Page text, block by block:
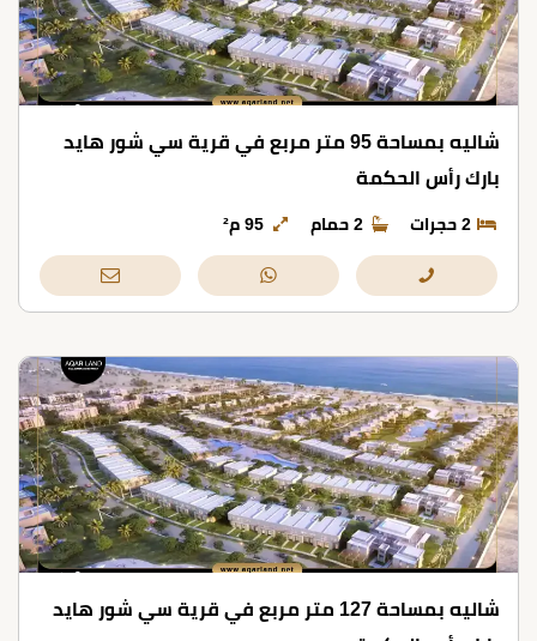
شاليه بمساحة 95 متر مربع في قرية سي شور هايد
بارك رأس الحكمة
2 حجرات 2 حمام 95 م²
شاليه بمساحة 127 متر مربع في قرية سي شور هايد